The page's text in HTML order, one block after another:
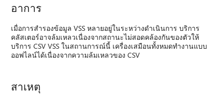
อาการ
เมื่อการสำรองข้อมูล VSS หลายอยู่ในระหว่างดำเนินการ บริการ
คลัสเตอร์อาจล้มเหลวเนื่องจากสถานะไม่สอดคล้องกันของตัวให้
บริการ CSV VSS ในสถานการณ์นี้ เครื่องเสมือนทั้งหมดทำงานแบบ
ออฟไลน์ได้เนื่องจากความล้มเหลวของ CSV
สาเหตุ